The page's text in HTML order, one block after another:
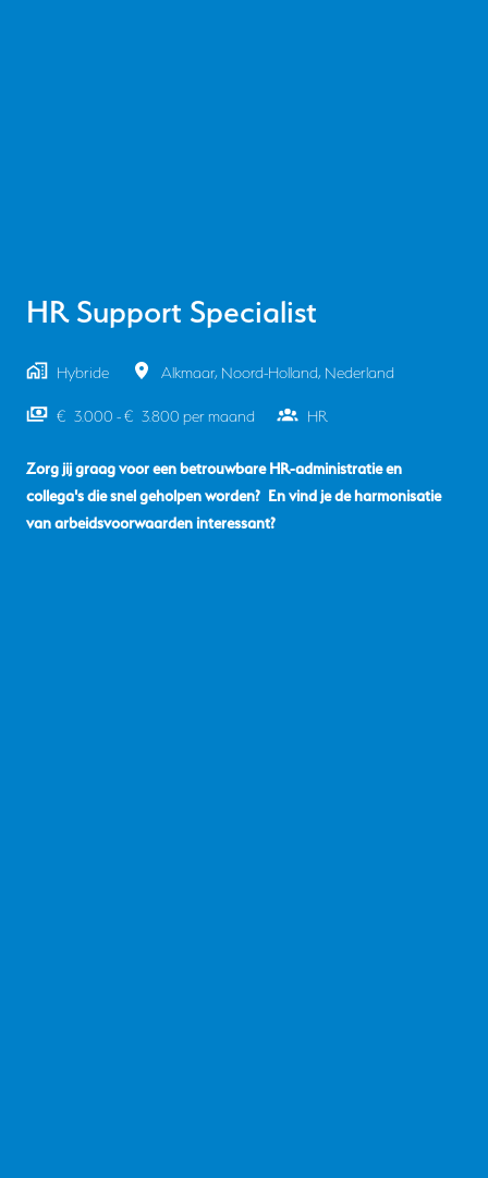
HR Support Specialist
Hybride Alkmaar, Noord-Holland, Nederland
€ 3.000 - € 3.800 per maand
HR
Zorg jij graag voor een betrouwbare HR-administratie en
collega's die snel geholpen worden? En vind je de harmonisatie
van arbeidsvoorwaarden interessant?